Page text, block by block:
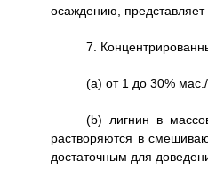
осаждению, представляет
7.
(a) от 1 до 30%
(b) лигнин в
растворяются в
достаточным для